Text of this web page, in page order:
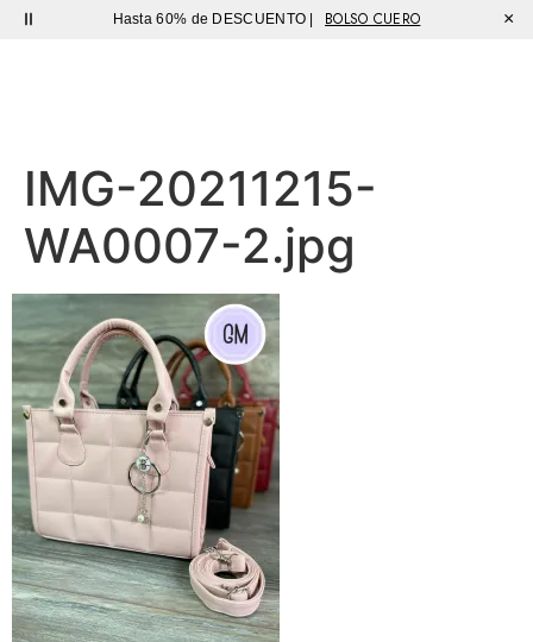
Hasta 60% de DESCUENTO | BOLSO CUERO ×
IMG-20211215-
WA0007-2.jpg